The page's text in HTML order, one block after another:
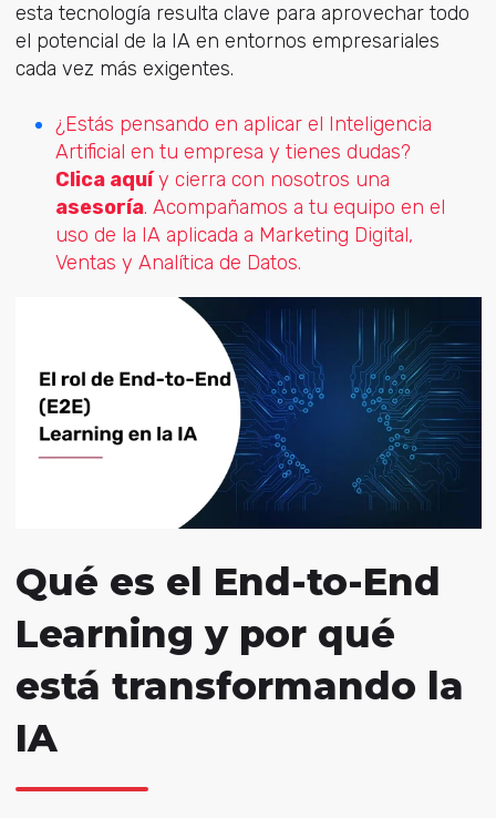
esta tecnología resulta clave para aprovechar todo
el potencial de la IA en entornos empresariales
cada vez más exigentes.
¿Estás pensando en aplicar el Inteligencia
Artificial en tu empresa y tienes dudas?
Clica aquíy cierra con nosotros una
asesoría. Acompañamos a tu equipo en el
uso de la IA aplicada a Marketing Digital,
Ventas y Analítica de Datos.
Qué es el End-to-End
Learning y por qué
está transformando la
IA